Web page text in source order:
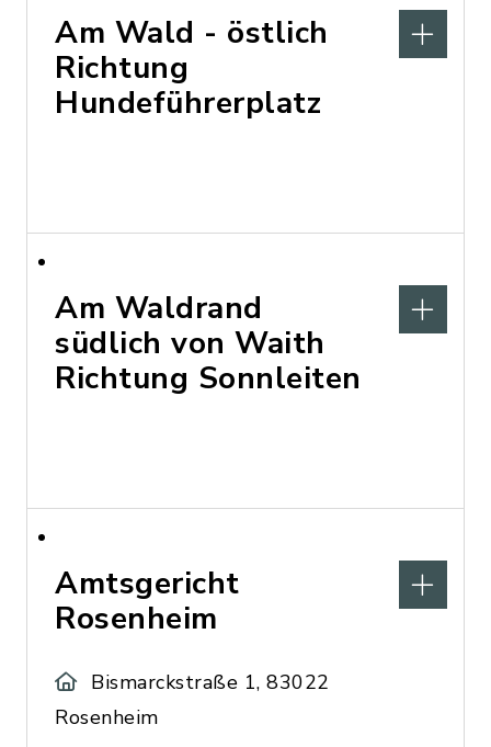
Am Wald - östlich
Richtung
Hundeführerplatz
Am Waldrand
südlich von Waith
Richtung Sonnleiten
Amtsgericht
Rosenheim
Bismarckstraße 1, 83022
Rosenheim